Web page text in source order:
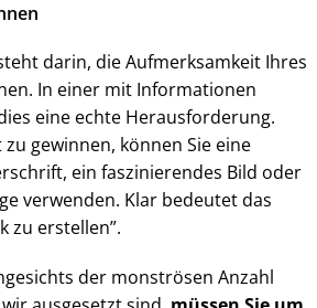
darin, die Aufmerksamkeit Ihres
In einer mit Informationen
eine echte Herausforderung.
gewinnen, können Sie eine
ein faszinierendes Bild oder
verwenden. Klar bedeutet das
zu erstellen”.
der monströsen Anzahl